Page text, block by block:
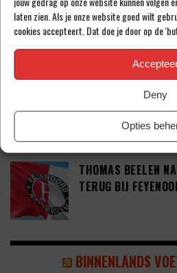
laten zien. Als je onze website goed wilt
cookies accepteert. Dat doe je door op de
Deny
Opties
DEFINITIEF: IN-
VOORT BIJ FC
‘CRYSENSIO
AKKOORD MET AS
THOMAS BEELEN
TERUG BIJ
BINNENLANDS